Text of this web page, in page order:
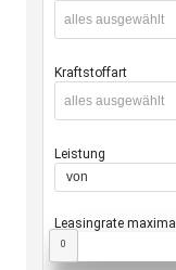
alles ausgewählt
Kraftstoffart
alles ausgewählt
Leistung
Leasingrate maximal
0